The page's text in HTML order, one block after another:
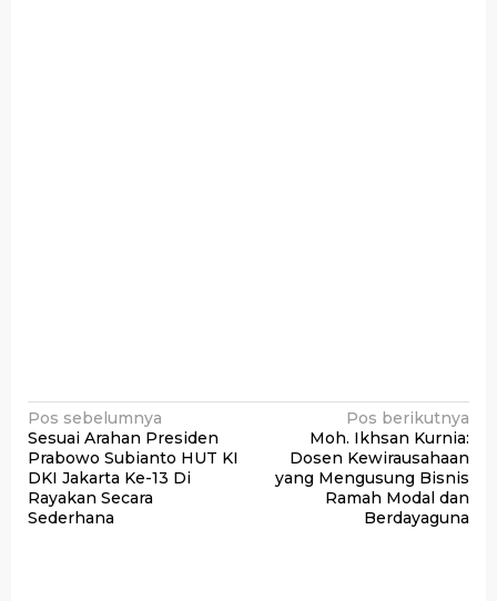
Navigasi
pos
Pos sebelumnya
Sesuai Arahan Presiden
Prabowo Subianto HUT KI
DKI Jakarta Ke-13 Di
Rayakan Secara
Sederhana
Pos berikutnya
Moh. Ikhsan Kurnia:
Dosen Kewirausahaan
yang Mengusung Bisnis
Ramah Modal dan
Berdayaguna